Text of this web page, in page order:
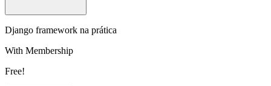
Django framework na prática
With Membership
Free!